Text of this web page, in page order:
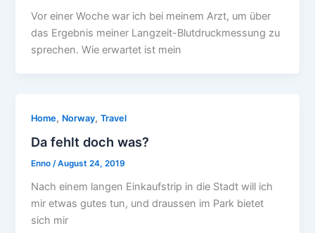
Vor einer Woche war ich bei meinem Arzt, um über
das Ergebnis meiner Langzeit-Blutdruckmessung zu
sprechen. Wie erwartet ist mein
Home, Norway,Travel
Da fehlt doch was?
Enno/August 24, 2019
Nach einem langen Einkaufstrip in die Stadt will ich
mir etwas gutes tun, und draussen im Park bietet
sich mir